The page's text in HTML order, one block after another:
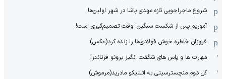
شروع ماجراجویی تازه مهدی پاشا در شهر اولین‌ها
آموریم پس از شکست سنگین: وقت تصمیم‌گیری است!
فروزان خاطره خوش فولادی‌ها را زنده کرد(عکس)
مهارت ها و پاس های شگفت انگیز برونو فرناندز!
گل دوم منچسترسیتی به اتلتیکو مادرید(مرموش)